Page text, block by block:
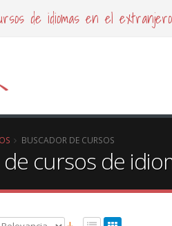
de idiomas en el extranjero
BUSCADOR DE CURSOS
cursos de